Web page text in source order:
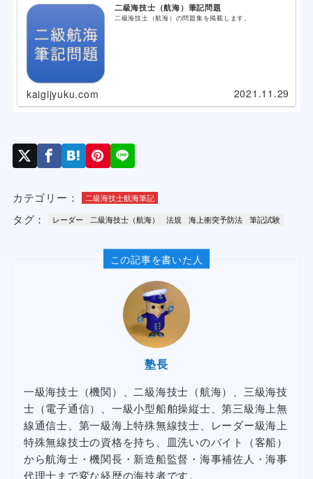
二級海技士（航海）筆記問題
二級海技士（航海）の問題集を掲載します。
kaigijyuku.com 2021.11.29
カテゴリー： 二級海技士航海筆記
タグ： レーダー 二級海技士（航海） 法規 海上衝突予防法 筆記試験
この記事を書いた人
塾長
一級海技士（機関）、二級海技士（航海）、三級海技
士（電子通信）、一級小型船舶操縦士、第三級海上無
線通信士、第一級海上特殊無線技士、レーダー級海上
特殊無線技士の資格を持ち、皿洗いのバイト（客船）
から航海士・機関長・新造船監督・海事補佐人・海事
代理士まで変な経歴の海技者です。